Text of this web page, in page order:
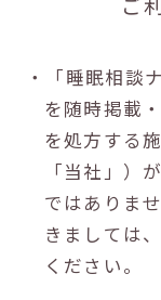
・「睡眠相談
を随時掲載
を処方する
「当社」）
ではありま
きましては
ください。